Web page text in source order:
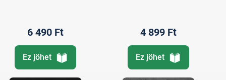
6 490 Ft
Ez jöhet
4 899 Ft
Ez jöhet